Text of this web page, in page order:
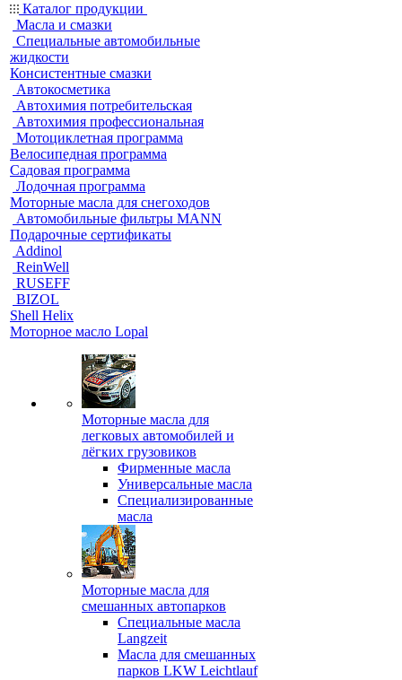
Каталог продукции
Масла и смазки
Специальные автомобильные
жидкости
Консистентные смазки
Автокосметика
Автохимия потребительская
Автохимия профессиональная
Мотоциклетная программа
Велосипедная программа
Садовая программа
Лодочная программа
Моторные масла для снегоходов
Автомобильные фильтры MANN
Подарочные сертификаты
Addinol
ReinWell
RUSEFF
BIZOL
Shell Helix
Моторное масло Lopal
Моторные масла для
легковых автомобилей и
лёгких грузовиков
Фирменные масла
Универсальные масла
Специализированные
масла
Моторные масла для
смешанных автопарков
Специальные масла
Langzeit
Масла для смешанных
парков LKW Leichtlauf